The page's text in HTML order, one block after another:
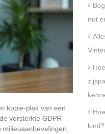
kopie-plak van een
versterkte GDPR-
nut
kind?